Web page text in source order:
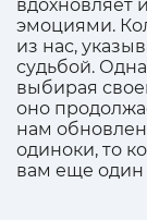
вдохновляет
эмоциями.
из нас,
судьбой.
выбирая
оно
нам
одиноки, то
вам еще один